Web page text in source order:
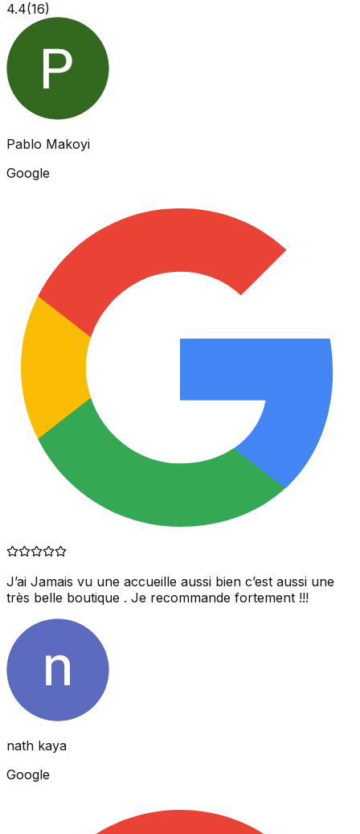
4.4(16)
Pablo Makoyi
Google
J’ai Jamais vu une accueille aussi bien c’est aussi une
très belle boutique . Je recommande fortement !!!
nath kaya
Google